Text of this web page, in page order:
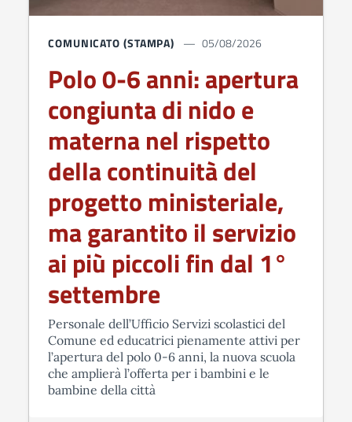
COMUNICATO (STAMPA) 05/08/2026
Polo 0-6 anni: apertura
congiunta di nido e
materna nel rispetto
della continuità del
progetto ministeriale,
ma garantito il servizio
ai più piccoli fin dal 1°
settembre
Personale dell’Ufficio Servizi scolastici del
Comune ed educatrici pienamente attivi per
l’apertura del polo 0-6 anni, la nuova scuola
che amplierà l’offerta per i bambini e le
bambine della città